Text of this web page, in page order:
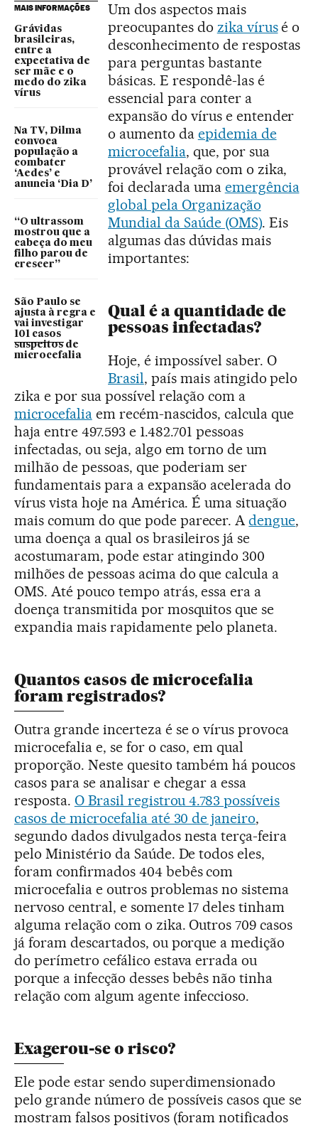
MAIS INFORMAÇÕES
Grávidas
brasileiras,
entre a
expectativa de
ser mãe e o
medo do zika
vírus
Na TV, Dilma
convoca
população a
combater
‘Aedes’ e
anuncia ‘Dia D’
“O ultrassom
mostrou que a
cabeça do meu
filho parou de
crescer”
São Paulo se
ajusta à regra e
vai investigar
101 casos
suspeitos de
microcefalia
Um dos aspectos mais
preocupantes do zika vírusé o
desconhecimento de respostas
para perguntas bastante
básicas. E respondê-las é
essencial para conter a
expansão do vírus e entender
o aumento da epidemia de
microcefalia, que, por sua
provável relação com o zika,
foi declarada uma emergência
global pela Organização
Mundial da Saúde (OMS). Eis
algumas das dúvidas mais
importantes:
Qual é a quantidade de
pessoas infectadas?
Hoje, é impossível saber. O
Brasil, país mais atingido pelo
zika e por sua possível relação com a
microcefaliaem recém-nascidos, calcula que
haja entre 497.593 e 1.482.701 pessoas
infectadas, ou seja, algo em torno de um
milhão de pessoas, que poderiam ser
fundamentais para a expansão acelerada do
vírus vista hoje na América. É uma situação
mais comum do que pode parecer. Adengue,
uma doença a qual os brasileiros já se
acostumaram, pode estar atingindo 300
milhões de pessoas acima do que calcula a
OMS. Até pouco tempo atrás, essa era a
doença transmitida por mosquitos que se
expandia mais rapidamente pelo planeta.
Quantos casos de microcefalia
foram registrados?
Outra grande incerteza é se o vírus provoca
microcefalia e, se for o caso, em qual
proporção. Neste quesito também há poucos
casos para se analisar e chegar a essa
resposta. O Brasil registrou 4.783 possíveis
casos de microcefalia até 30 de janeiro,
segundo dados divulgados nesta terça-feira
pelo Ministério da Saúde. De todos eles,
foram confirmados 404 bebês com
microcefalia e outros problemas no sistema
nervoso central, e somente 17 deles tinham
alguma relação com o zika. Outros 709 casos
já foram descartados, ou porque a medição
do perímetro cefálico estava errada ou
porque a infecção desses bebês não tinha
relação com algum agente infeccioso.
Exagerou-se o risco?
Ele pode estar sendo superdimensionado
pelo grande número de possíveis casos que se
mostram falsos positivos (foram notificados